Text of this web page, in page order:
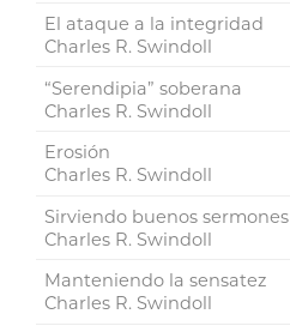
El ataque a la integridad
Charles R. Swindoll
“Serendipia” soberana
Charles R. Swindoll
Erosión
Charles R. Swindoll
Sirviendo buenos sermones
Charles R. Swindoll
Manteniendo la sensatez
Charles R. Swindoll